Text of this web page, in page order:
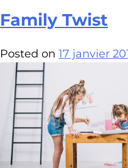
Family Twist
Posted on 17 janvier